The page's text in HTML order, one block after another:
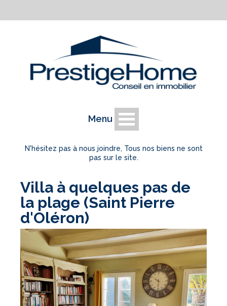
Menu
N'hésitez pas à nous joindre, Tous nos biens ne sont
pas sur le site.
Villa à quelques pas de
la plage (Saint Pierre
d'Oléron)